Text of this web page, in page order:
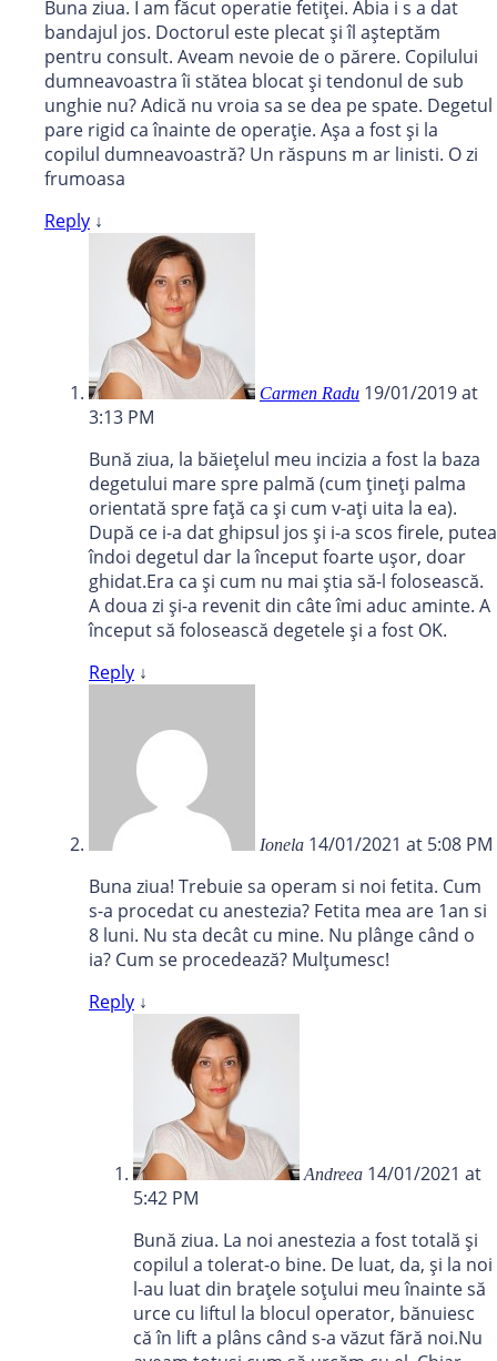
Buna ziua. I am făcut operatie fetiței. Abia i s a dat
bandajul jos. Doctorul este plecat și îl așteptăm
pentru consult. Aveam nevoie de o părere. Copilului
dumneavoastra îi stătea blocat și tendonul de sub
unghie nu? Adică nu vroia sa se dea pe spate. Degetul
pare rigid ca înainte de operație. Așa a fost și la
copilul dumneavoastră? Un răspuns m ar linisti. O zi
frumoasa
Reply ↓
Carmen Radu 19/01/2019 at
3:13 PM
Bună ziua, la băiețelul meu incizia a fost la baza
degetului mare spre palmă (cum țineți palma
orientată spre față ca și cum v-ați uita la ea).
După ce i-a dat ghipsul jos și i-a scos firele, putea
îndoi degetul dar la început foarte ușor, doar
ghidat.Era ca și cum nu mai știa să-l folosească.
A doua zi și-a revenit din câte îmi aduc aminte. A
început să folosească degetele și a fost OK.
Reply ↓
Ionela 14/01/2021 at 5:08 PM
Buna ziua! Trebuie sa operam si noi fetita. Cum
s-a procedat cu anestezia? Fetita mea are 1an si
8 luni. Nu sta decât cu mine. Nu plânge când o
ia? Cum se procedează? Mulțumesc!
Reply ↓
Andreea 14/01/2021 at
5:42 PM
Bună ziua. La noi anestezia a fost totală și
copilul a tolerat-o bine. De luat, da, și la noi
l-au luat din brațele soțului meu înainte să
urce cu liftul la blocul operator, bănuiesc
că în lift a plâns când s-a văzut fără noi.Nu